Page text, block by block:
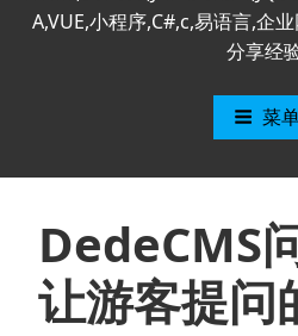
A,VUE,小程序,C#,c,易语言,企
分享经
菜
DedeCMS
让游客提问